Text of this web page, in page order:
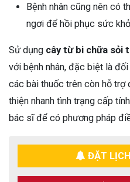
Bệnh nhân cũng nên có
ngơi để hồi phục sức
Sử dụng cây từ bi chữa sỏi
với bệnh nhân, đặc biệt là
các bài thuốc trên còn hỗ
thiện nhanh tình trạng cấp
bác sĩ để có phương pháp
ĐẶT